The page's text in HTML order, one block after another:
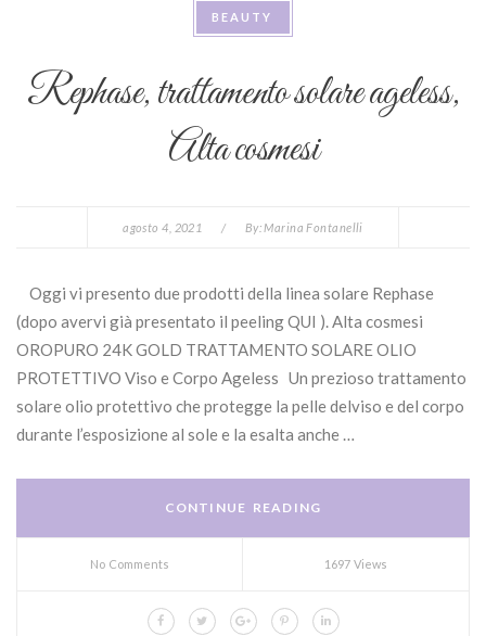
BEAUTY
Rephase, trattamento solare ageless,
Alta cosmesi
agosto 4, 2021 / By:Marina Fontanelli
Oggi vi presento due prodotti della linea solare Rephase
(dopo avervi già presentato il peeling QUI ). Alta cosmesi
OROPURO 24K GOLD TRATTAMENTO SOLARE OLIO
PROTETTIVO Viso e Corpo Ageless Un prezioso trattamento
solare olio protettivo che protegge la pelle delviso e del corpo
durante l’esposizione al sole e la esalta anche …
CONTINUE READING
No Comments 1697 Views